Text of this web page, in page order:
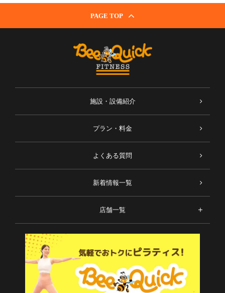
PAGE TOP
施設・設備紹介
プラン・料金
よくある質問
新着情報一覧
店舗一覧